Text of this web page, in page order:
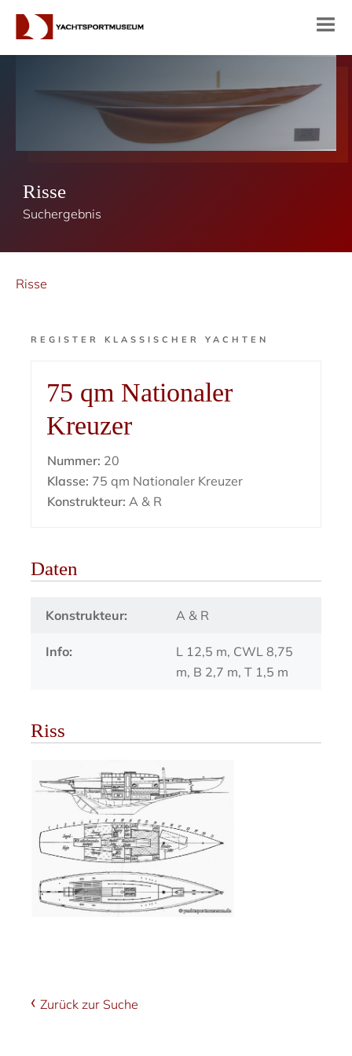
Risse
Suchergebnis
Risse
REGISTER KLASSISCHER YACHTEN
75 qm Nationaler
Kreuzer
Nummer: 20
Klasse: 75 qm Nationaler Kreuzer
Konstrukteur: A & R
Daten
Konstrukteur: A & R
Info:
L 12,5 m, CWL 8,75
m, B 2,7 m, T 1,5 m
Riss
Zurück zur Suche